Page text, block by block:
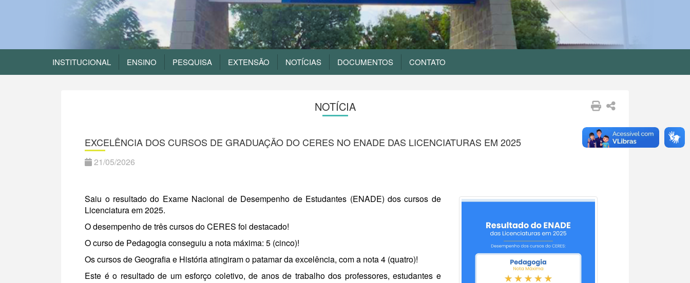
INSTITUCIONAL ENSINO PESQUISA EXTENSÃO NOTÍCIAS DOCUMENTOS CONTATO
NOTÍCIA
EXCELÊNCIA DOS CURSOS DE GRADUAÇÃO DO CERES NO ENADE DAS LICENCIATURAS EM 2025
21/05/2026
Saiu o resultado do Exame Nacional de Desempenho de Estudantes (ENADE) dos cursos de
Licenciatura em 2025.
O desempenho de três cursos do CERES foi destacado!
O curso de Pedagogia conseguiu a nota máxima: 5 (cinco)!
Os cursos de Geografia e História atingiram o patamar da excelência, com a nota 4 (quatro)!
Este é o resultado de um esforço coletivo, de anos de trabalho dos professores, estudantes e